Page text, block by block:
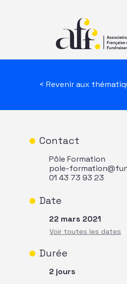
< Revenir aux
Contact
Pôle Formation
pole-
01 43 73 93 23
Date
22 mars 2021
Durée
2 jours